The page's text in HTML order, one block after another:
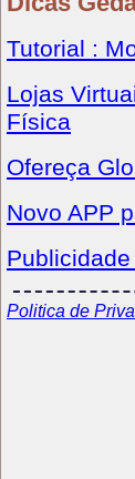
Tutorial :
Lojas
Física
Ofereça
Novo APP
Politica de